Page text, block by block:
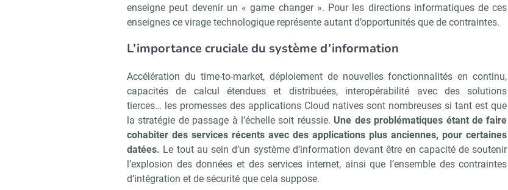
enseigne peut devenir un « game changer ». Pour les directions informatiques de ces
enseignes ce virage technologique représente autant d’opportunités que de contraintes.
L’importance cruciale du système d’information
Accélération du time-to-market, déploiement de nouvelles fonctionnalités en continu,
capacités de calcul étendues et distribuées, interopérabilité avec des solutions
tierces… les promesses des applications Cloud natives sont nombreuses si tant est que
la stratégie de passage à l’échelle soit réussie. Une des problématiques étant de faire
cohabiter des services récents avec des applications plus anciennes, pour certaines
datées. Le tout au sein d’un système d’information devant être en capacité de soutenir
l’explosion des données et des services internet, ainsi que l’ensemble des contraintes
d’intégration et de sécurité que cela suppose.